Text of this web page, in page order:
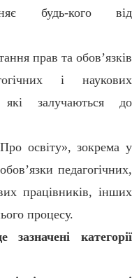
будь-кого від
прав та обов’язків
і наукових
залучаються до
освіту», зокрема у
педагогічних,
працівників, інших
процесу.
категорії